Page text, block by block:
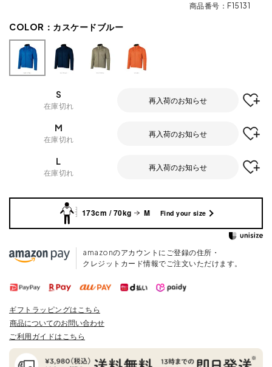
商品番号 F15131
COLOR： カスケードブルー
S
在庫切れ
再入荷のお知らせ
M
在庫切れ
再入荷のお知らせ
L
在庫切れ
再入荷のお知らせ
173cm / 70kg M Find your size
amazonのアカウントにご登録の住所・
クレジットカード情報でご注文いただけます。
ギフトラッピングはこちら
商品についてのお問い合わせ
ご利用ガイドはこちら